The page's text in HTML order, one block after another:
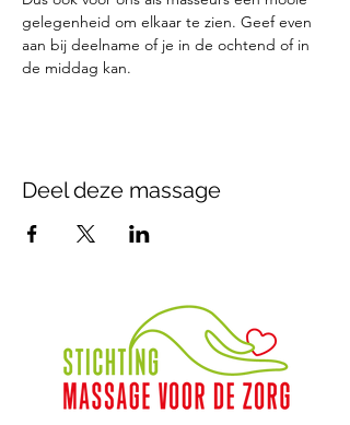
gelegenheid om elkaar te zien. Geef even
aan bij deelname of je in de ochtend of in
de middag kan.
Deel deze massage